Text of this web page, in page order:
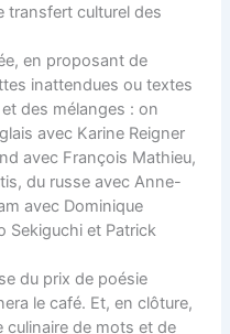
transfert culturel des
en proposant de
inattendues ou textes
des mélanges : on
avec Karine Reigner
avec François Mathieu,
du russe avec Anne-
avec Dominique
Sekiguchi et Patrick
du prix de poésie
le café. Et, en clôture,
culinaire de mots et de